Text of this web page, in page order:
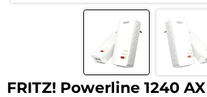
FRITZ! Powerline 1240